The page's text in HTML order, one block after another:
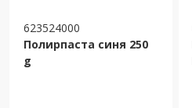
623524000
Полирпаста синя 250
g